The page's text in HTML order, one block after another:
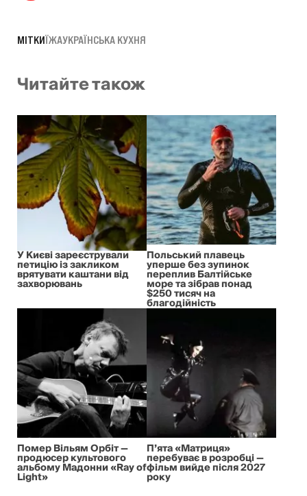
МІТКИЇЖАУКРАЇНСЬКА КУХНЯ
Читайте також
У Києві зареєстрували
петицію із закликом
врятувати каштани від
захворювань
Польський плавець
уперше без зупинок
переплив Балтійське
море та зібрав понад
$250 тисяч на
благодійність
Помер Вільям Орбіт —
продюсер культового
альбому Мадонни «Ray of
Light»
П’ята «Матриця»
перебуває в розробці —
фільм вийде після 2027
року